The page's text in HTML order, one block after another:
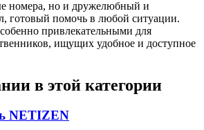
номера, но и дружелюбный и
готовый помочь в любой ситуации.
привлекательными для
ищущих удобное и доступное
в этой категории
NETIZEN